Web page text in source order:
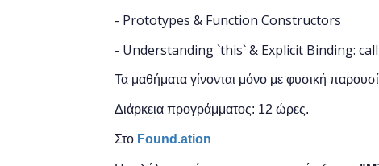
- Prototypes & Function Constructors
- Understanding `this` & Explicit Binding:
Τα μαθήματα γίνονται μόνο με φυσική
Διάρκεια προγράμματος: 12 ώρες.
Στο Found.ation